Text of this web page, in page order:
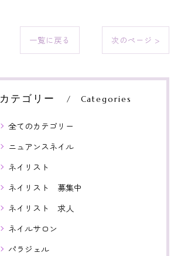
一覧に戻る 次のページ >
カテゴリー Categories
全てのカテゴリー
ニュアンスネイル
ネイリスト
ネイリスト 募集中
ネイリスト 求人
ネイルサロン
パラジェル